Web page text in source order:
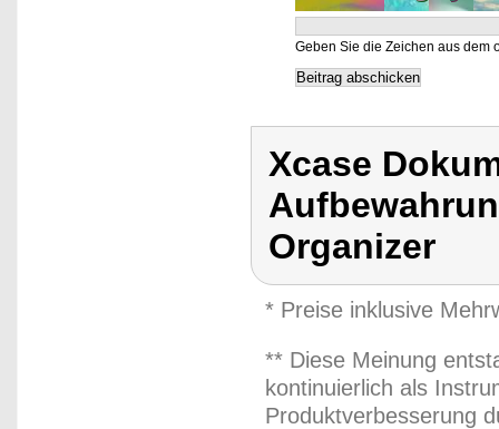
Geben Sie die Zeichen aus dem
Xcase
Organizer
* Preise inklusive
** Diese Meinung
kontinuierlich als
Produktverbesserung